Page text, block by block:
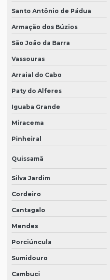
Santo Antônio de Pádua
Armação dos Búzios
São João da Barra
Vassouras
Arraial do Cabo
Paty do Alferes
Iguaba Grande
Miracema
Pinheiral
Quissamã
Silva Jardim
Cordeiro
Cantagalo
Mendes
Porciúncula
Sumidouro
Cambuci